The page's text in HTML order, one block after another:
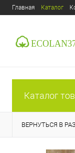
Главная Каталог
Каталог
ВЕРНУТЬСЯ В